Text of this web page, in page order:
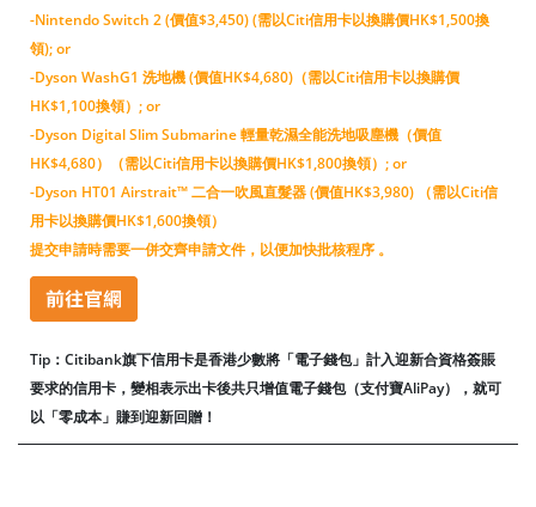
-Nintendo Switch 2 (價值$3,450) (需以Citi信用卡以換購價HK$1,500換
領); or
-Dyson WashG1 洗地機 (價值HK$4,680)（需以Citi信用卡以換購價
HK$1,100換領）; or
-Dyson Digital Slim Submarine 輕量乾濕全能洗地吸塵機（價值
HK$4,680）（需以Citi信用卡以換購價HK$1,800換領）; or
-Dyson HT01 Airstrait™ 二合一吹風直髮器 (價值HK$3,980) （需以Citi信
用卡以換購價HK$1,600換領）
提交申請時需要一併交齊申請文件，以便加快批核程序 。
Tip：Citibank旗下信用卡是香港少數將「電子錢包」計入迎新合資格簽賬
要求的信用卡，變相表示出卡後共只增值電子錢包（支付寶AliPay），就可
以「零成本」賺到迎新回贈！